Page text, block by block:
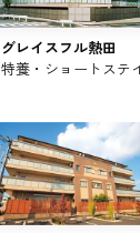
グレイスフル熱田
特養・ショートステ